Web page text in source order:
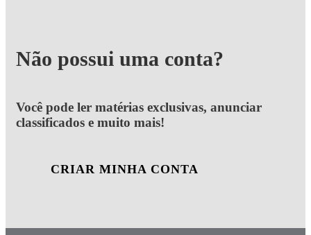
Não possui uma conta?
Você pode ler matérias exclusivas, anunciar
classificados e muito mais!
CRIAR MINHA CONTA